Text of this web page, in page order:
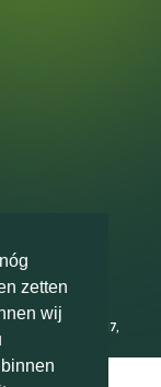
zetten
wij
Dagblad
2015, 2016, 2017,
2024 en 2025